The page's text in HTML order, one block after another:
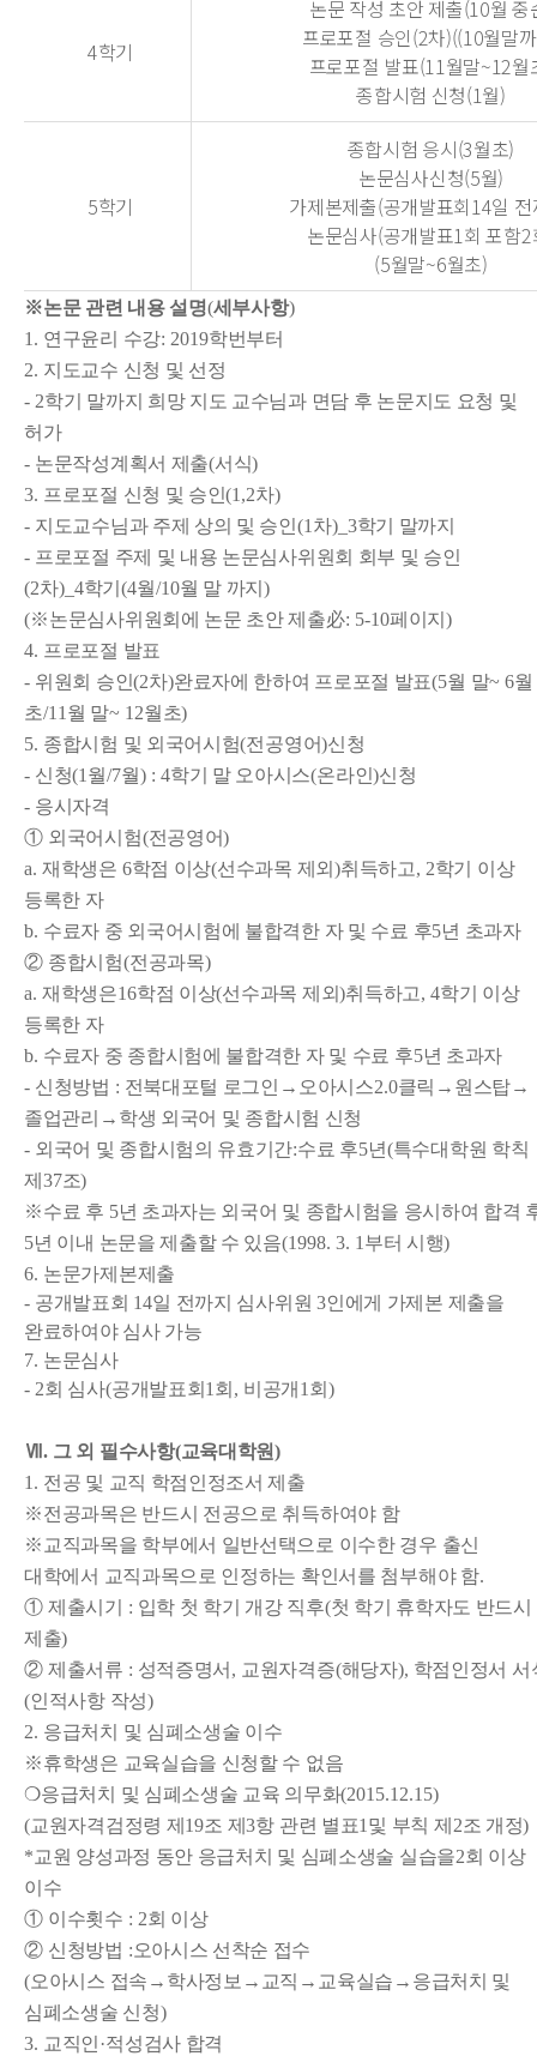
4학기
논문 작성 초안 제출(10월 중
프로포절 승인(2차)((10월말
프로포절 발표(11월말~12월
종합시험 신청(1월)
5학기
종합시험 응시(3월초)
논문심사신청(5월)
가제본제출(공개발표회14일
논문심사(공개발표1회 포함2
(5월말~6월초)
※논문 관련 내용 설명(세부사항)
1. 연구윤리 수강: 2019학번부터
2. 지도교수 신청 및 선정
- 2학기 말까지 희망 지도 교수님과 면담 후 논문지도 요청 및
허가
- 논문작성계획서 제출(서식)
3. 프로포절 신청 및 승인(1,2차)
- 지도교수님과 주제 상의 및 승인 (1 차)_3학기 말까지
- 프로포절 주제 및 내용 논문심사위원회 회부 및 승인
(2차)_4학기(4월/10월 말 까지)
(※논문심사위원회에 논문 초안 제출必: 5-10페이지)
4. 프로포절 발표
- 위원회 승인(2차)완료자에 한하여 프로포절 발표(5월 말~ 6월
초/11 월 말~ 12월초)
5. 종합시험 및 외국어시험(전공영어)신청
- 신청(1 월/7월) : 4학기 말 오아시스(온라인)신청
- 응시자격
① 외국어시험(전공영어)
a. 재학생은 6학점 이상(선수과목 제외 )취득하고, 2학기 이상
등록한 자
b. 수료자 중 외국어시험에 불합격한 자 및 수료 후5년 초과자
② 종합시험(전공과목)
a. 재학생은16학점 이상(선수과목 제외)취득하고, 4학기 이상
등록한 자
b. 수료자 중 종합시험에 불합격한 자 및 수료 후5년 초과자
- 신청방법 : 전북대포털 로그인 → 오아시스2.0클릭 → 원스탑→
졸업관리 → 학생 외국어 및 종합시험 신청
- 외국어 및 종합시험의 유효기간:수료 후5년(특수대학원 학칙
제 37조)
※수료 후 5년 초과자는 외국어 및 종합시험을 응시하여 합격
5년 이내 논문을 제출할 수 있음(1998. 3. 1 부터 시행)
6. 논문가제본제출
- 공개발표회 14일 전까지 심사위원 3인에게 가제본 제출을
완료하여야 심사 가능
7. 논문심사
- 2회 심사(공개발표회 1 회 , 비공개 1 회 )
Ⅶ . 그 외 필수사항(교육대학원)
1. 전공 및 교직 학점인정조서 제출
※전공과목은 반드시 전공으로 취득하여야 함
※ 교직과목을 학부에서 일반선택으로 이수한 경우 출신
대학에서 교직과목으로 인정하는 확인서를 첨부해야 함.
① 제출시기 : 입학 첫 학기 개강 직후(첫 학기 휴학자도 반드시
제출)
② 제출서류 : 성적증명서 , 교원자격증(해당자), 학점인정서 서
(인적사항 작성)
2. 응급처치 및 심폐소생술 이수
※휴학생은 교육실습을 신청할 수 없음
❍응급처치 및 심폐소생술 교육 의무화(2015.12.15)
(교원자격검정령 제 19조 제3항 관련 별표1 및 부칙 제 2조 개정)
*교원 양성과정 동안 응급처치 및 심폐소생술 실습을2회 이상
이수
① 이수횟수 : 2회 이상
② 신청방법 :오아시스 선착순 접수
(오아시스 접속 → 학사정보 → 교직 → 교육실습 → 응급처치 및
심폐소생술 신청)
3. 교직인 ·적성검사 합격